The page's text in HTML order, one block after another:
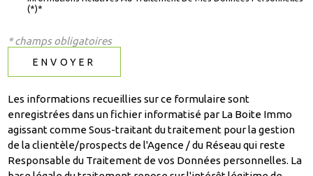
(*)*
* champs obligatoires
ENVOYER
Les informations recueillies sur ce formulaire sont
enregistrées dans un fichier informatisé par La Boite Immo
agissant comme Sous-traitant du traitement pour la gestion
de la clientèle/prospects de l'Agence / du Réseau qui reste
Responsable du Traitement de vos Données personnelles. La